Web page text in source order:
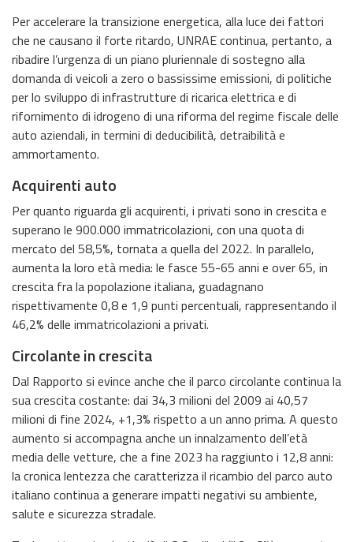
Per accelerare la transizione energetica, alla luce dei fattori
che ne causano il forte ritardo, UNRAE continua, pertanto, a
ribadire l’urgenza di un piano pluriennale di sostegno alla
domanda di veicoli a zero o bassissime emissioni, di politiche
per lo sviluppo di infrastrutture di ricarica elettrica e di
rifornimento di idrogeno di una riforma del regime fiscale delle
auto aziendali, in termini di deducibilità, detraibilità e
ammortamento.
Acquirenti auto
Per quanto riguarda gli acquirenti, i privati sono in crescita e
superano le 900.000 immatricolazioni, con una quota di
mercato del 58,5%, tornata a quella del 2022. In parallelo,
aumenta la loro età media: le fasce 55-65 anni e over 65, in
crescita fra la popolazione italiana, guadagnano
rispettivamente 0,8 e 1,9 punti percentuali, rappresentando il
46,2% delle immatricolazioni a privati.
Circolante in crescita
Dal Rapporto si evince anche che il parco circolante continua la
sua crescita costante: dai 34,3 milioni del 2009 ai 40,57
milioni di fine 2024, +1,3% rispetto a un anno prima. A questo
aumento si accompagna anche un innalzamento dell’età
media delle vetture, che a fine 2023 ha raggiunto i 12,8 anni:
la cronica lentezza che caratterizza il ricambio del parco auto
italiano continua a generare impatti negativi su ambiente,
salute e sicurezza stradale.